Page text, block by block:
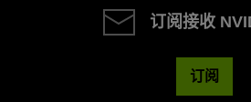
订阅接收
订阅